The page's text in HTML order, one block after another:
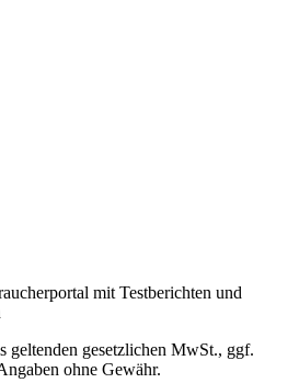
mit Testberichten und
geltenden gesetzlichen MwSt., ggf.
ohne Gewähr.